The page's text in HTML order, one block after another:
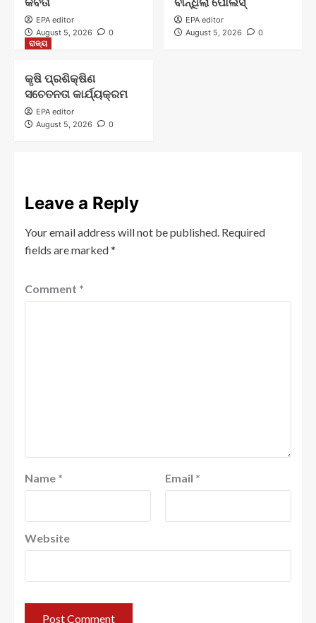
EPA editor
August 5, 2026
0
EPA editor
August 5, 2026
0
ରାଜ୍ୟ
କୃଷି ପ୍ରଶିକ୍ଷିଣ
ସଚେତନତା କାର୍ଯ୍ୟକ୍ରମ
EPA editor
August 5, 2026
0
Leave a Reply
Your email address will not be published. Required
fields are marked*
Comment *
Name * Email *
Website